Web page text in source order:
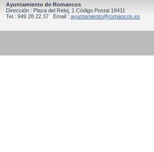
Ayuntamiento de Romancos
Dirección : Plaza del Reloj, 1 Código Postal 19411
Tel.: 949 28 22 37 Email : ayuntamiento@romancos.es